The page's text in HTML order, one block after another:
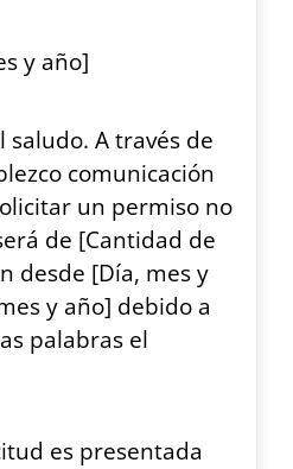
y año]
saludo. A través de
comunicación
un permiso no
de [Cantidad de
desde [Día, mes y
y año] debido a
palabras el
es presentada